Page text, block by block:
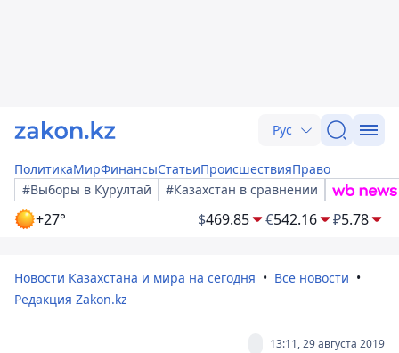
Рус
ПолитикаМирФинансыСтатьиПроисшествияПраво
#Выборы в Курултай
#Казахстан в сравнении
+27° $469.85 €542.16 ₽5.78
Новости Казахстана и мира на сегодня
Все новости
Редакция Zakon.kz
13:11, 29 августа 2019